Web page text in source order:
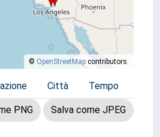
© OpenStreetMap contributors.
Città Tempo
PNG Salva come JPEG